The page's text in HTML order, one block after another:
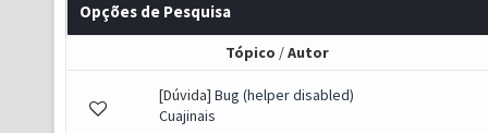
Opções de Pesquisa
Tópico /Autor
[Dúvida] Bug (helper disabled)
Cuajinais